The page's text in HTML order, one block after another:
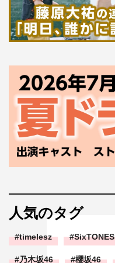
人気のタグ
timelesz SixTONES
乃木坂46 櫻坂46